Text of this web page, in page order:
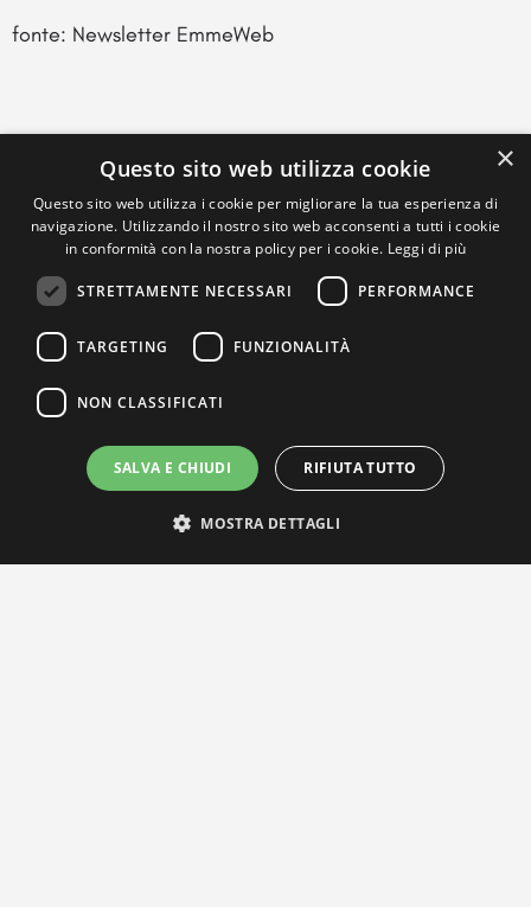
fonte: Newsletter EmmeWeb
×
Questo sito web utilizza cookie
Questo sito web utilizza i cookie per migliorare la tua esperienza di
navigazione. Utilizzando il nostro sito web acconsenti a tutti i cookie
in conformità con la nostra policy per i cookie. Leggi di più
STRETTAMENTE NECESSARI PERFORMANCE
TARGETING FUNZIONALITÀ
NON CLASSIFICATI
SALVA E CHIUDI RIFIUTA TUTTO
MOSTRA DETTAGLI